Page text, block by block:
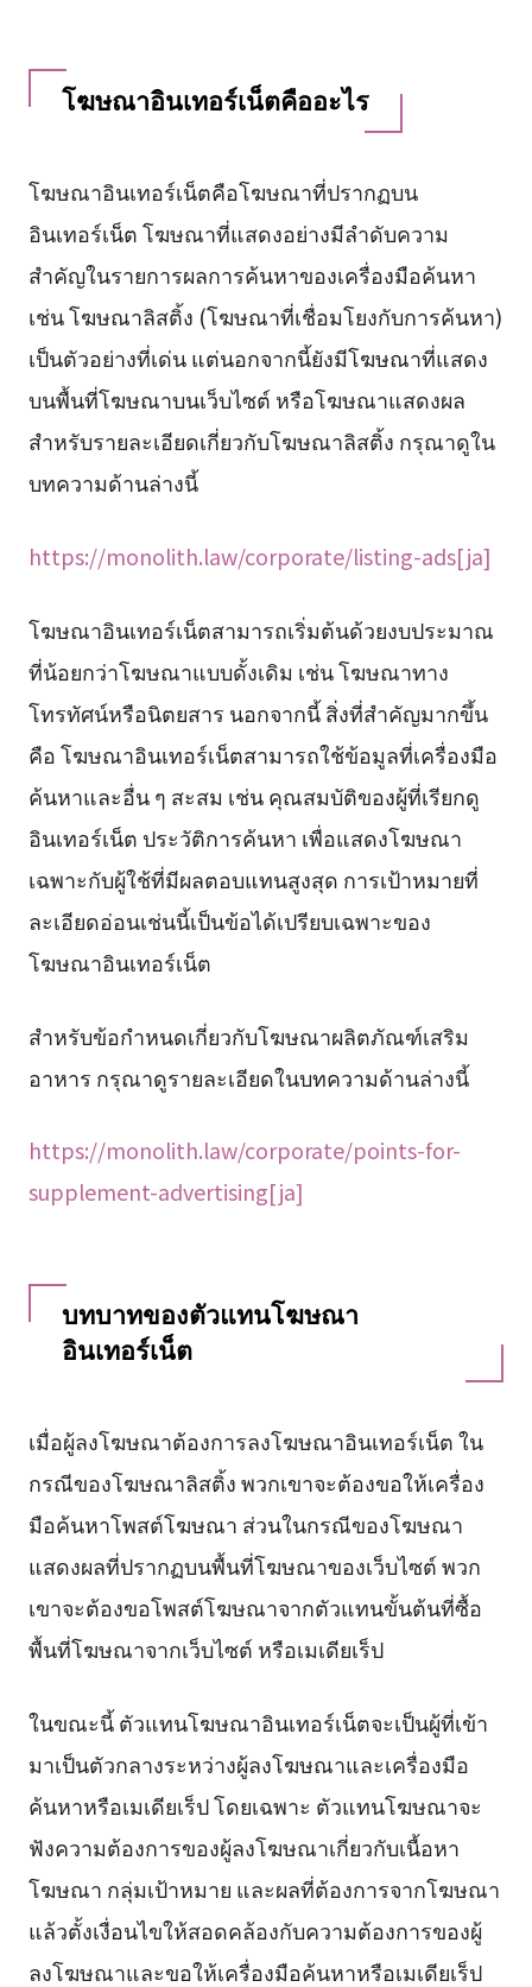
โฆษณาอินเทอร์เน็ตคืออะไร
โฆษณาอินเทอร์เน็ตคือโฆษณาที่ปรากฏบน
อินเทอร์เน็ต โฆษณาที่แสดงอย่างมีลำดับความ
สำคัญในรายการผลการค้นหาของเครื่องมือค้นหา
เช่น โฆษณาลิสติ้ง (โฆษณาที่เชื่อมโยงกับการค้นหา)
เป็นตัวอย่างที่เด่น แต่นอกจากนี้ยังมีโฆษณาที่แสดง
บนพื้นที่โฆษณาบนเว็บไซต์ หรือโฆษณาแสดงผล
สำหรับรายละเอียดเกี่ยวกับโฆษณาลิสติ้ง กรุณาดูใน
บทความด้านล่างนี้
https://monolith.law/corporate/listing-ads[ja]
โฆษณาอินเทอร์เน็ตสามารถเริ่มต้นด้วยงบประมาณ
ที่น้อยกว่าโฆษณาแบบดั้งเดิม เช่น โฆษณาทาง
โทรทัศน์หรือนิตยสาร นอกจากนี้ สิ่งที่สำคัญมากขึ้น
คือ โฆษณาอินเทอร์เน็ตสามารถใช้ข้อมูลที่เครื่องมือ
ค้นหาและอื่น ๆ สะสม เช่น คุณสมบัติของผู้ที่เรียกดู
อินเทอร์เน็ต ประวัติการค้นหา เพื่อแสดงโฆษณา
เฉพาะกับผู้ใช้ที่มีผลตอบแทนสูงสุด การเป้าหมายที่
ละเอียดอ่อนเช่นนี้เป็นข้อได้เปรียบเฉพาะของ
โฆษณาอินเทอร์เน็ต
สำหรับข้อกำหนดเกี่ยวกับโฆษณาผลิตภัณฑ์เสริม
อาหาร กรุณาดูรายละเอียดในบทความด้านล่างนี้
https://monolith.law/corporate/points-for-
supplement-advertising[ja]
บทบาทของตัวแทนโฆษณา
อินเทอร์เน็ต
เมื่อผู้ลงโฆษณาต้องการลงโฆษณาอินเทอร์เน็ต ใน
กรณีของโฆษณาลิสติ้ง พวกเขาจะต้องขอให้เครื่อง
มือค้นหาโพสต์โฆษณา ส่วนในกรณีของโฆษณา
แสดงผลที่ปรากฏบนพื้นที่โฆษณาของเว็บไซต์ พวก
เขาจะต้องขอโพสต์โฆษณาจากตัวแทนขั้นต้นที่ซื้อ
พื้นที่โฆษณาจากเว็บไซต์ หรือเมเดียเร็ป
ในขณะนี้ ตัวแทนโฆษณาอินเทอร์เน็ตจะเป็นผู้ที่เข้า
มาเป็นตัวกลางระหว่างผู้ลงโฆษณาและเครื่องมือ
ค้นหาหรือเมเดียเร็ป โดยเฉพาะ ตัวแทนโฆษณาจะ
ฟังความต้องการของผู้ลงโฆษณาเกี่ยวกับเนื้อหา
โฆษณา กลุ่มเป้าหมาย และผลที่ต้องการจากโฆษณา
แล้วตั้งเงื่อนไขให้สอดคล้องกับความต้องการของผู้
ลงโฆษณาและขอให้เครื่องมือค้นหาหรือเมเดียเร็ป